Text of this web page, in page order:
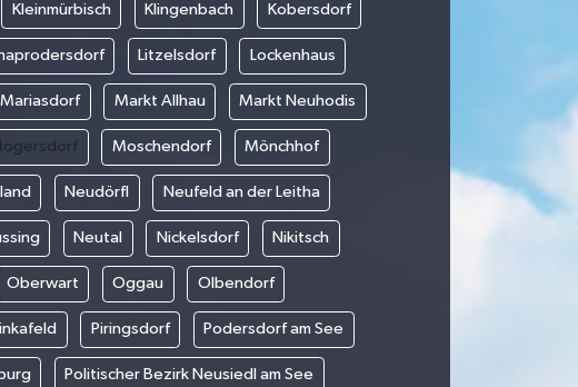
Kleinmürbisch Klingenbach Kobersdorf
Litzelsdorf Lockenhaus
Mariasdorf Markt Allhau Markt Neuhodis
Moschendorf Mönchhof
Neudörfl Neufeld an der Leitha
Neutal Nickelsdorf Nikitsch
Oberwart Oggau Olbendorf
Piringsdorf Podersdorf am See
Politischer Bezirk Neusiedl am See